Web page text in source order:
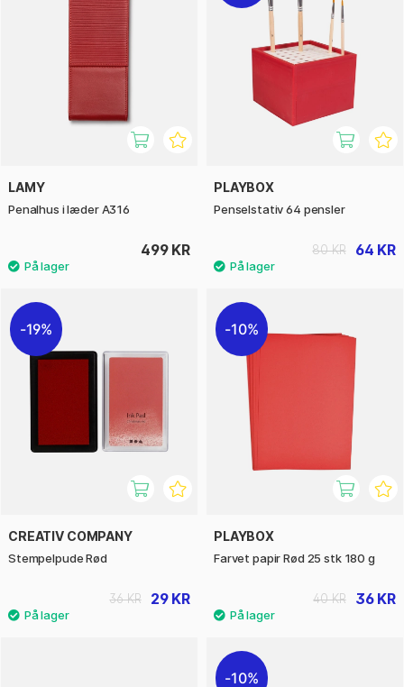
LAMY
Penalhus i læder A316
499 KR
PLAYBOX
Penselstativ 64 pensler
64 KR
80 KR
19%
CREATIV COMPANY
Stempelpude Rød
29 KR
36 KR
10%
PLAYBOX
Farvet papir Rød 25 stk 180 g
36 KR
40 KR
10%